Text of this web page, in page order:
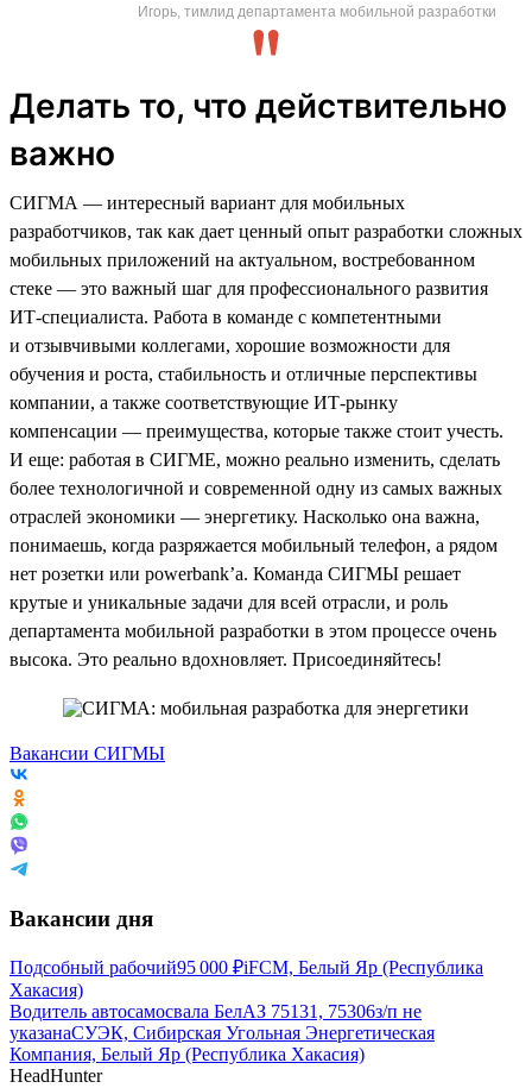
Игорь, тимлид департамента мобильной разработки
Делать то, что действительно
важно
СИГМА — интересный вариант для мобильных
разработчиков, так как дает ценный опыт разработки сложных
мобильных приложений на актуальном, востребованном
стеке — это важный шаг для профессионального развития
ИТ-специалиста. Работа в команде с компетентными
и отзывчивыми коллегами, хорошие возможности для
обучения и роста, стабильность и отличные перспективы
компании, а также соответствующие ИТ-рынку
компенсации — преимущества, которые также стоит учесть.
И еще: работая в СИГМЕ, можно реально изменить, сделать
более технологичной и современной одну из самых важных
отраслей экономики — энергетику. Насколько она важна,
понимаешь, когда разряжается мобильный телефон, а рядом
нет розетки или powerbank’a. Команда СИГМЫ решает
крутые и уникальные задачи для всей отрасли, и роль
департамента мобильной разработки в этом процессе очень
высока. Это реально вдохновляет. Присоединяйтесь!
Вакансии СИГМЫ
Вакансии дня
Подсобный рабочий95 000 ₽iFCM, Белый Яр (Республика
Хакасия)
Водитель автосамосвала БелАЗ 75131, 75306з/п не
указанаСУЭК, Сибирская Угольная Энергетическая
Компания, Белый Яр (Республика Хакасия)
HeadHunter